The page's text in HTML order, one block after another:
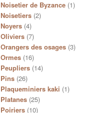
Noisetier de Byzance(1)
Noisetiers(2)
Noyers(4)
Oliviers(7)
Orangers des osages(3)
Ormes(16)
Peupliers(14)
Pins(26)
Plaqueminiers kaki (1)
Platanes(25)
Poiriers(10)